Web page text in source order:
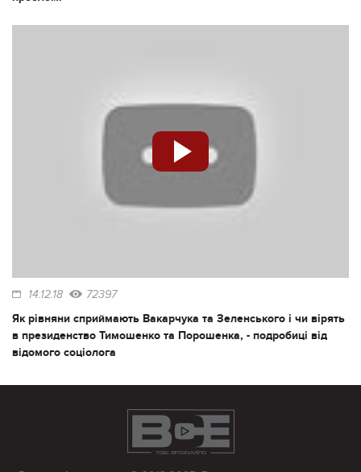
14.12.18 72397
Як рівняни сприймають Вакарчука та Зеленського і чи вірять
в президенство Тимошенко та Порошенка, - подробиці від
відомого соціолога